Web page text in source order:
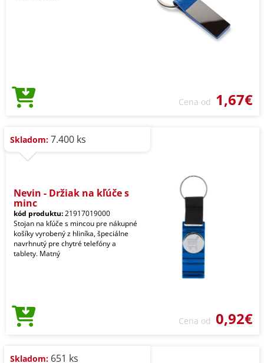
Cena od 1,67€
Skladom: 7.400 ks
Nevin - Držiak na kľúče s
minc
kód produktu:21917019000
Stojan na kľúče s mincou pre nákupné
košíky vyrobený z hliníka, špeciálne
navrhnutý pre chytré telefóny a
tablety. Matný
Cena od 0,92€
Skladom: 651 ks